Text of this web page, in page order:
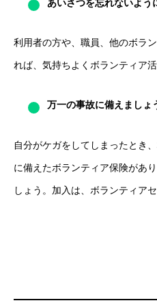
あいさつを忘れないよう
利用者の方や、職員、他のボラ
れば、気持ちよくボランティア
万一の事故に備えましょ
自分がケガをしてしまったとき
に備えたボランティア保険があ
しょう。加入は、ボランティア